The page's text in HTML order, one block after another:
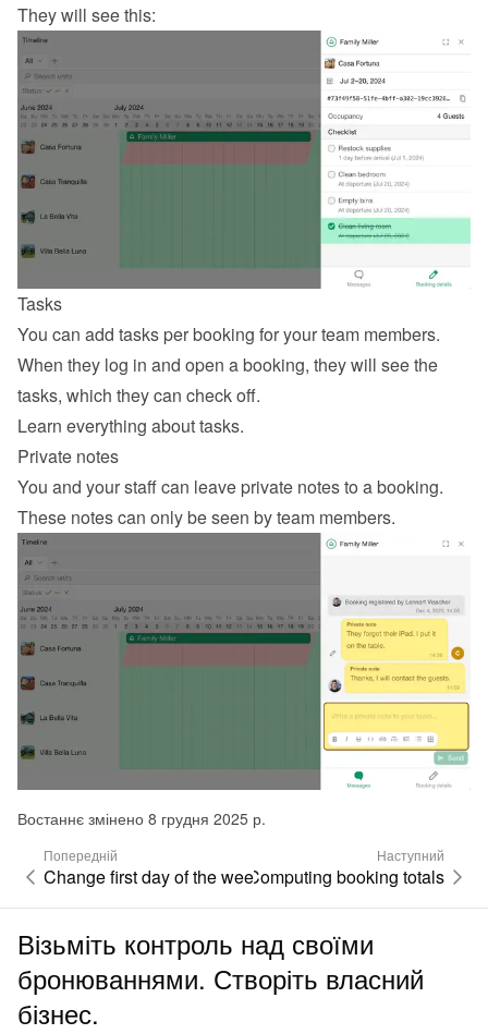
They will see this:
Tasks
You can add tasks per booking for your team members.
When they log in and open a booking, they will see the
tasks, which they can check off.
Learn everything about tasks.
Private notes
You and your staff can leave private notes to a booking.
These notes can only be seen by team members.
Востаннє змінено 8 грудня 2025 р.
Попередній
Change first day of the week
Наступний
Computing booking totals
Візьміть контроль над своїми
бронюваннями. Створіть власний
бізнес.